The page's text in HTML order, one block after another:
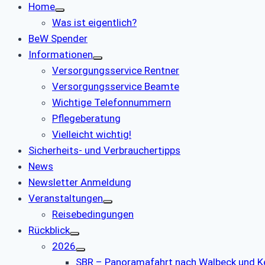
Home
Was ist eigentlich?
BeW Spender
Informationen
Versorgungsservice Rentner
Versorgungsservice Beamte
Wichtige Telefonnummern
Pflegeberatung
Vielleicht wichtig!
Sicherheits- und Verbrauchertipps
News
Newsletter Anmeldung
Veranstaltungen
Reisebedingungen
Rückblick
2026
SBR – Panoramafahrt nach Walbeck und